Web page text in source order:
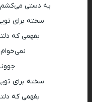
یه دستی
سخته برای
بفهمی که
سخته برای
بفهمی که